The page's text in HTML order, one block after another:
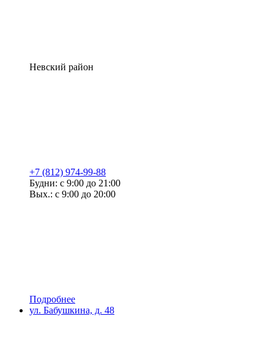
Невский район
+7 (812) 974-99-88
Будни: с 9:00 до 21:00
Вых.: с 9:00 до 20:00
Подробнее
ул. Бабушкина, д. 48